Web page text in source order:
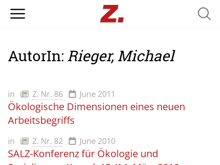
AutorIn: Rieger, Michael
in Z. Nr. 86 June 2011
Ökologische Dimensionen eines neuen
Arbeitsbegriffs
in Z. Nr. 82 June 2010
SALZ-Konferenz für Ökologie und